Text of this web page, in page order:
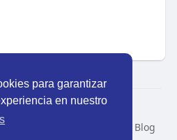
para garantizar
en nuestro
Perú Activo
Blog